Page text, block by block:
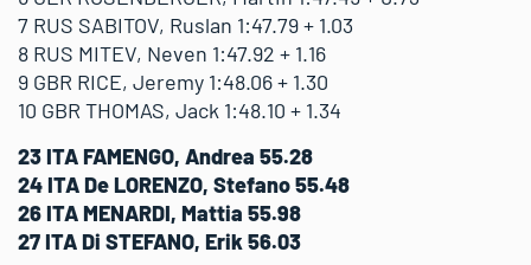
7 RUS SABITOV, Ruslan 1:47.79 + 1.03
8 RUS MITEV, Neven 1:47.92 + 1.16
9 GBR RICE, Jeremy 1:48.06 + 1.30
10 GBR THOMAS, Jack 1:48.10 + 1.34
23 ITA FAMENGO, Andrea 55.28
24 ITA De LORENZO, Stefano 55.48
26 ITA MENARDI, Mattia 55.98
27 ITA Di STEFANO, Erik 56.03